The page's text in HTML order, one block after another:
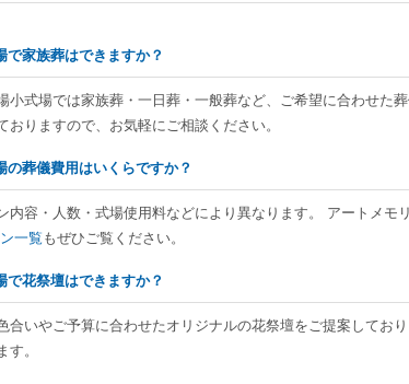
で家族葬はできますか？
小式場では家族葬・一日葬・一般葬など、ご希望に合わせた葬
おりますので、お気軽にご相談ください。
の葬儀費用はいくらですか？
内容・人数・式場使用料などにより異なります。 アートメモ
一覧 もぜひご覧ください。
で花祭壇はできますか？
合いやご予算に合わせたオリジナルの花祭壇をご提案してお
す。